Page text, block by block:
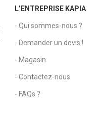
L’ENTREPRISE KAPIA
- Qui sommes-nous ?
- Demander un devis !
- Magasin
- Contactez-nous
- FAQs ?